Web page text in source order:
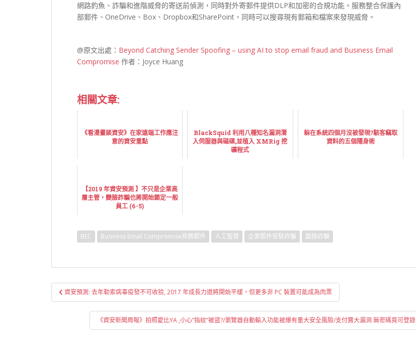
網路釣魚、詐騙和進階威脅的寄送前偵測，同時對外寄郵件提供DLP和加密的合規功能。服務整合保護內
部郵件、OneDrive、Box、Dropbox和SharePoint，同時可以搜尋現有郵箱和檔案來發現威脅。
@原文出處： Beyond Catching Sender Spoofing – using AI to stop email fraud and Business Email
Compromise 作者：Joyce Huang
相關文章:
《看漫畫談資安》在家遠端工作應注
意的資安重點
BlackSquid 利用八種知名漏洞潛
入伺服器與磁碟,並植入 XMRig 挖
礦程式
躲在系統四個月沒被發現?駭客竊取
資料的五個隱身術
【2019 年資安預測 】不只是企業高
層主管，變臉詐騙也將開始鎖定一般
員工 (6-5)
BEC Business Email Compromise商務郵件 人工智慧 企業郵件受駭詐騙 變臉詐騙
文
章
資安預測: 去年勒索病毒疫發不可收拾, 2017 年成長力道將開始平緩，但更多非 PC 裝置可能成為肉票
《資安新聞周報》拍照愛比YA ,小心”指紋”被盜?/瀏覽器自動輸入功能被爆有重大安全風險/支付寶大漏洞 無密碼竟可登錄